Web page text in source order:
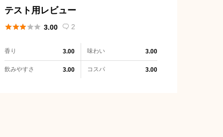
テスト用レビュー
 3.00  2
香り 3.00 味わい 3.00
飲みやすさ 3.00 コスパ 3.00